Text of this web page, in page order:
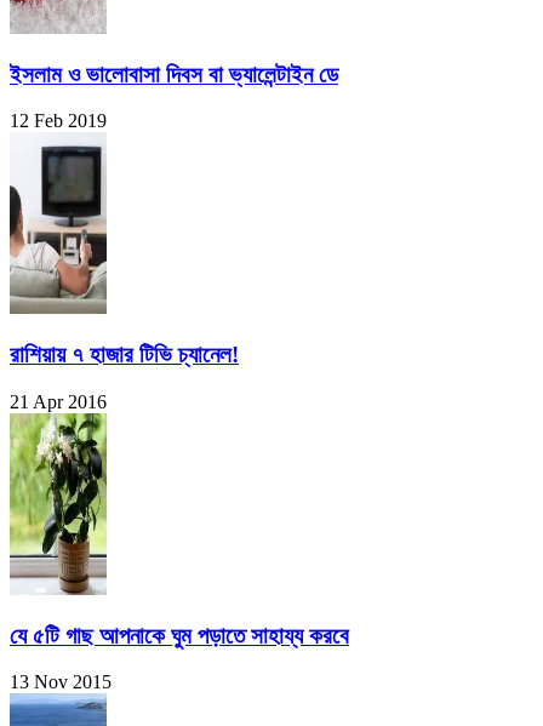
ইসলাম ও ভালোবাসা দিবস বা ভ্যালেন্টাইন ডে
12 Feb 2019
রাশিয়ায় ৭ হাজার টিভি চ্যানেল!
21 Apr 2016
যে ৫টি গাছ আপনাকে ঘুম পড়াতে সাহায্য করবে
13 Nov 2015